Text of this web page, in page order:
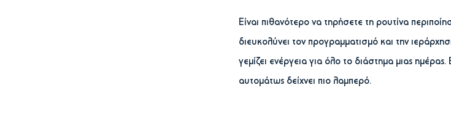
Είναι πιθανότερο να τηρήσετε τη ρουτίνα
διευκολύνει τον προγραμματισμό και την
γεμίζει ενέργεια για όλο το διάστημα μιας
αυτομάτως δείχνει πιο λαμπερό.